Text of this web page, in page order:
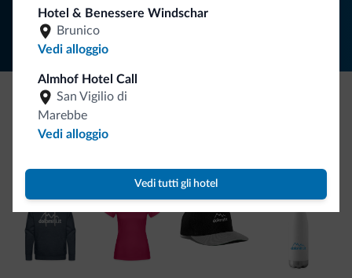
Hotel & Benessere Windschar
Brunico
Vedi alloggio
Almhof Hotel Call
San Vigilio di
Marebbe
Vedi alloggio
Vedi tutti gli hotel
Be Original, scopri la nuova collezione
Ce l'avete chiesto in tanti. Ecco la nuova collezione firmata